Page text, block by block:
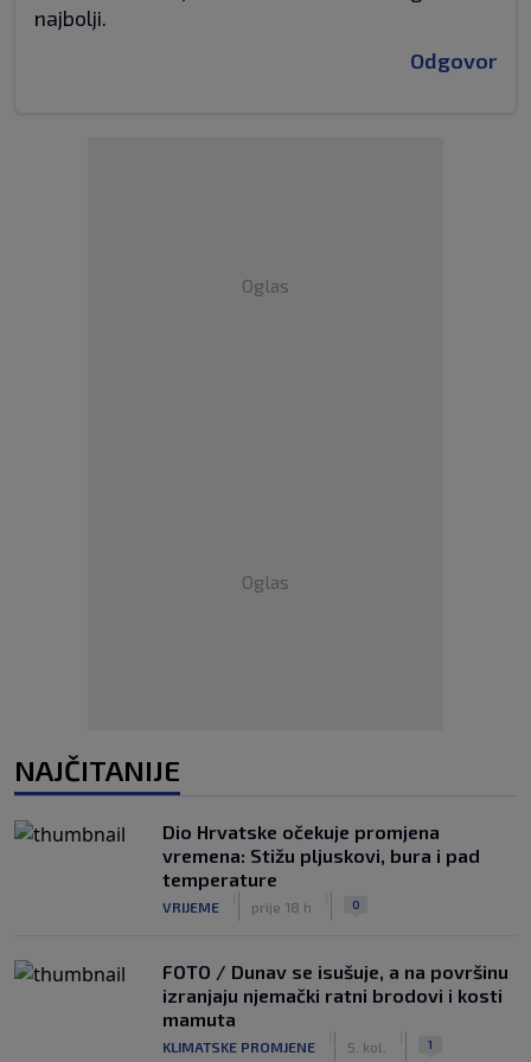
najbolji.
Odgovor
Oglas
Oglas
NAJČITANIJE
Dio Hrvatske očekuje promjena
vremena: Stižu pljuskovi, bura i pad
temperature
VRIJEME prije 18 h 0
FOTO / Dunav se isušuje, a na površinu
izranjaju njemački ratni brodovi i kosti
mamuta
KLIMATSKE PROMJENE 5. kol. 1